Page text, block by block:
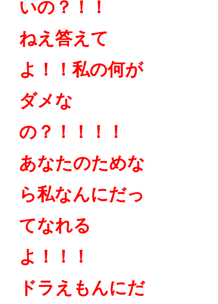
いの？！！
ねえ答えて
よ！！私の何が
ダメな
の？！！！！
あなたのためな
ら私なんにだっ
てなれる
よ！！！
ドラえもんにだ